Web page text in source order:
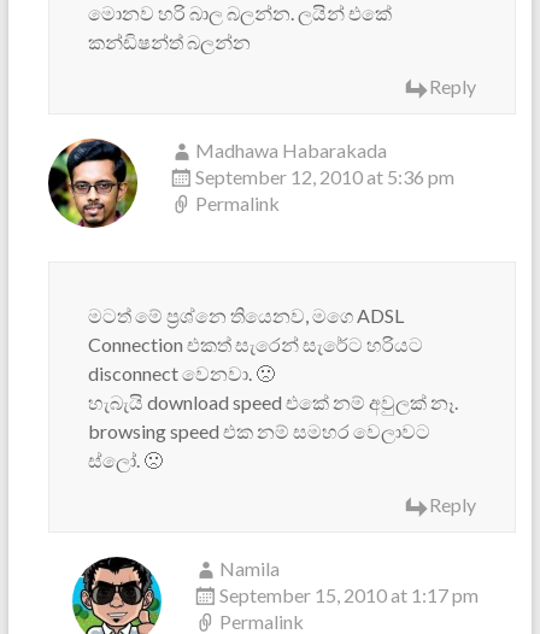
මොනව හරි බාල බලන්න. ලයින් එකේ
කන්ඩිෂන්ත් බලන්න
Reply
Madhawa Habarakada
September 12, 2010 at 5:36 pm
Permalink
මටත් මේ ප්‍රශ්නෙ තියෙනව, මගෙ ADSL
Connection එකත් සැරෙන් සැරේට හරියට
disconnect වෙනවා. 🙁
හැබැයි download speed එකේ නම් අවුලක් නෑ.
browsing speed එක නම් සමහර වෙලාවට
ස්ලෝ. 🙁
Reply
Namila
September 15, 2010 at 1:17 pm
Permalink